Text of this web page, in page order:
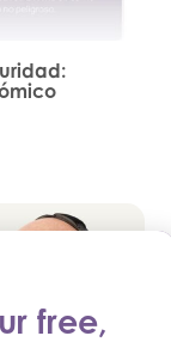
free,